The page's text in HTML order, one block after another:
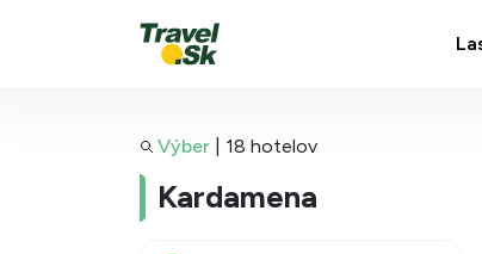
Výber 18 hotelov
Kardamena